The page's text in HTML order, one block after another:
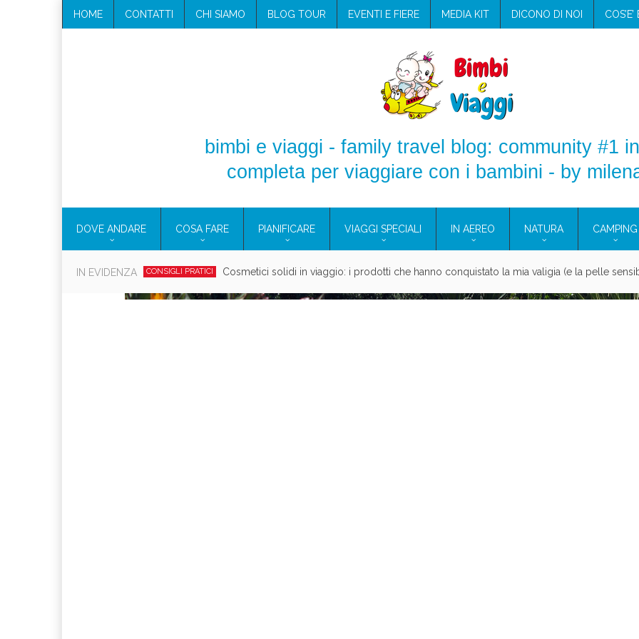
HOME CONTATTI CHI SIAMO BLOG TOUR EVENTI E FIERE MEDIA KIT DICONO DI NOI
bimbi e viaggi - family travel blog: community #1
completa per viaggiare con i bambini - by
DOVE ANDARE COSA FARE PIANIFICARE VIAGGI SPECIALI IN AEREO NATURA CAMPING
IN EVIDENZA CONSIGLI PRATICI Cosmetici solidi in viaggio: i prodotti che hanno conquistato la mia valigia (e la pelle